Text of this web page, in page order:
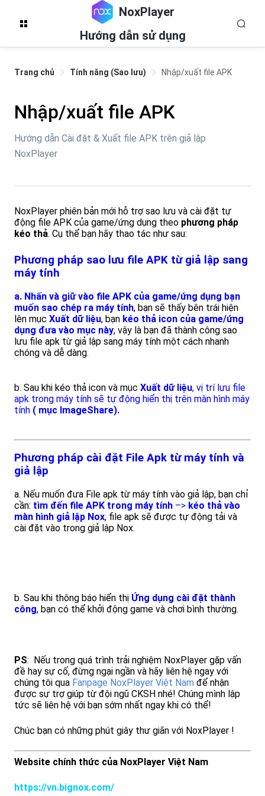
NoxPlayer
Hướng dẫn sử dụng
Trang chủ Tính năng (Sao lưu) Nhập/xuất file APK
Nhập/xuất file APK
Hướng dẫn Cài đặt & Xuất file APK trên giả lập
NoxPlayer
NoxPlayer phiên bản mới hỗ trợ sao lưu và cài đặt tự
động file APK của game/ứng dụng theo phương pháp
kéo thả. Cụ thể bạn hãy thao tác như sau:
Phương pháp sao lưu file APK từ giả lập sang
máy tính
a. Nhấn và giữ vào file APK của game/ứng dụng bạn
muốn sao chép ra máy tính, bạn sẽ thấy bên trái hiện
lên mục Xuất dữ liệu, bạn kéo thả icon của game/ứng
dụng đưa vào mục này, vậy là bạn đã thành công sao
lưu file apk từ giả lập sang máy tính một cách nhanh
chóng và dễ dàng.
b. Sau khi kéo thả icon và mục Xuất dữ liệu, vị trí lưu file
apk trong máy tính sẽ tự động hiển thị trên màn hình máy
tính ( mục ImageShare).
Phương pháp cài đặt File Apk từ máy tính và
giả lập
a. Nếu muốn đưa File apk từ máy tính vào giả lập, bạn chỉ
cần: tìm đến file APK trong máy tính –> kéo thả vào
màn hình giả lập Nox, file apk sẽ được tự động tải và
cài đặt vào trong giả lập Nox.
b. Sau khi thông báo hiển thị Ứng dụng cài đặt thành
công, bạn có thể khởi động game và chơi bình thường.
PS: Nếu trong quá trình trải nghiệm NoxPlayer gặp vấn
đề hay sự cố, đừng ngại ngần và hãy liên hệ ngay với
chúng tôi qua Fanpage NoxPlayer Việt Nam để nhận
được sự trợ giúp từ đội ngũ CKSH nhé! Chúng mình lập
tức sẽ liên hệ với bạn sớm nhất ngay khi có thể!
Chúc bạn có những phút giây thư giãn với NoxPlayer !
Website chính thức của NoxPlayer Việt Nam
https://vn.bignox.com/